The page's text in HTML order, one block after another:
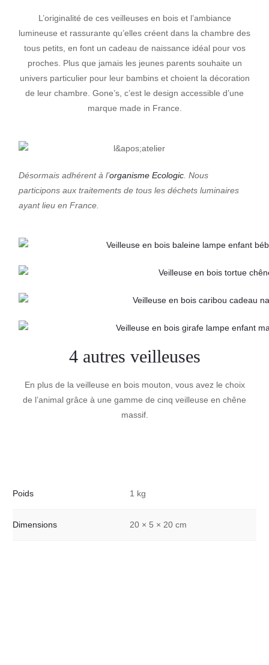
L’originalité de ces veilleuses en bois et l’ambiance
lumineuse et rassurante qu’elles créent dans la chambre des
tous petits, en font un cadeau de naissance idéal pour vos
proches. Plus que jamais les jeunes parents souhaite un
univers particulier pour leur bambins et choient la décoration
de leur chambre. Gone’s, c’est le design accessible d’une
marque made in France.
Désormais adhérent à l’organisme Ecologic . Nous
participons aux traitements de tous les déchets luminaires
ayant lieu en France.
4 autres veilleuses
En plus de la veilleuse en bois mouton, vous avez le choix
de l’animal grâce à une gamme de cinq veilleuse en chêne
massif.
Poids 1 kg
Dimensions 20 × 5 × 20 cm